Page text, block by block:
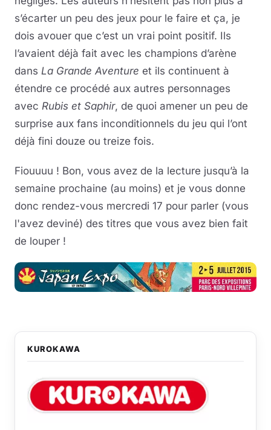
s’écarter un peu des jeux pour le faire et ça, je
dois avouer que c’est un vrai point positif. Ils
l’avaient déjà fait avec les champions d’arène
dans La Grande Aventure et ils continuent à
étendre ce procédé aux autres personnages
avec Rubis et Saphir, de quoi amener un peu de
surprise aux fans inconditionnels du jeu qui l’ont
déjà fini douze ou treize fois.
Fiouuuu ! Bon, vous avez de la lecture jusqu’à la
semaine prochaine (au moins) et je vous donne
donc rendez-vous mercredi 17 pour parler (vous
l'avez deviné) des titres que vous avez bien fait
de louper !
KUROKAWA